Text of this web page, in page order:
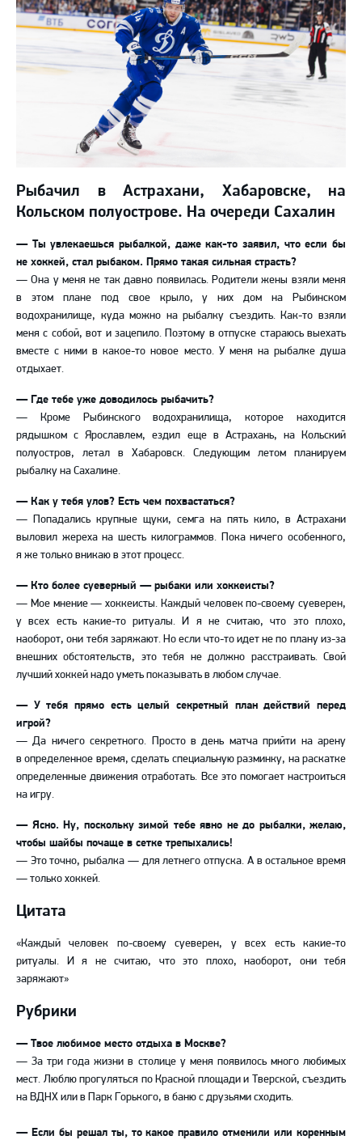
Рыбачил в Астрахани, Хабаровске, на
Кольском полуострове. На очереди Сахалин
— Ты увлекаешься рыбалкой, даже как-то заявил, что если бы
не хоккей, стал рыбаком. Прямо такая сильная страсть?
— Она у меня не так давно появилась. Родители жены взяли меня
в этом плане под свое крыло, у них дом на Рыбинском
водохранилище, куда можно на рыбалку съездить. Как-то взяли
меня с собой, вот и зацепило. Поэтому в отпуске стараюсь выехать
вместе с ними в какое-то новое место. У меня на рыбалке душа
отдыхает.
— Где тебе уже доводилось рыбачить?
— Кроме Рыбинского водохранилища, которое находится
рядышком с Ярославлем, ездил еще в Астрахань, на Кольский
полуостров, летал в Хабаровск. Следующим летом планируем
рыбалку на Сахалине.
— Как у тебя улов? Есть чем похвастаться?
— Попадались крупные щуки, семга на пять кило, в Астрахани
выловил жереха на шесть килограммов. Пока ничего особенного,
я же только вникаю в этот процесс.
— Кто более суеверный — рыбаки или хоккеисты?
— Мое мнение — хоккеисты. Каждый человек по-своему суеверен,
у всех есть какие-то ритуалы. И я не считаю, что это плохо,
наоборот, они тебя заряжают. Но если что-то идет не по плану из-за
внешних обстоятельств, это тебя не должно расстраивать. Свой
лучший хоккей надо уметь показывать в любом случае.
— У тебя прямо есть целый секретный план действий перед
игрой?
— Да ничего секретного. Просто в день матча прийти на арену
в определенное время, сделать специальную разминку, на раскатке
определенные движения отработать. Все это помогает настроиться
на игру.
— Ясно. Ну, поскольку зимой тебе явно не до рыбалки, желаю,
чтобы шайбы почаще в сетке трепыхались!
— Это точно, рыбалка — для летнего отпуска. А в остальное время
— только хоккей.
Цитата
«Каждый человек по-своему суеверен, у всех есть какие-то
ритуалы. И я не считаю, что это плохо, наоборот, они тебя
заряжают»
Рубрики
— Твое любимое место отдыха в Москве?
— За три года жизни в столице у меня появилось много любимых
мест. Люблю прогуляться по Красной площади и Тверской, съездить
на ВДНХ или в Парк Горького, в баню с друзьями сходить.
— Если бы решал ты, то какое правило отменили или коренным